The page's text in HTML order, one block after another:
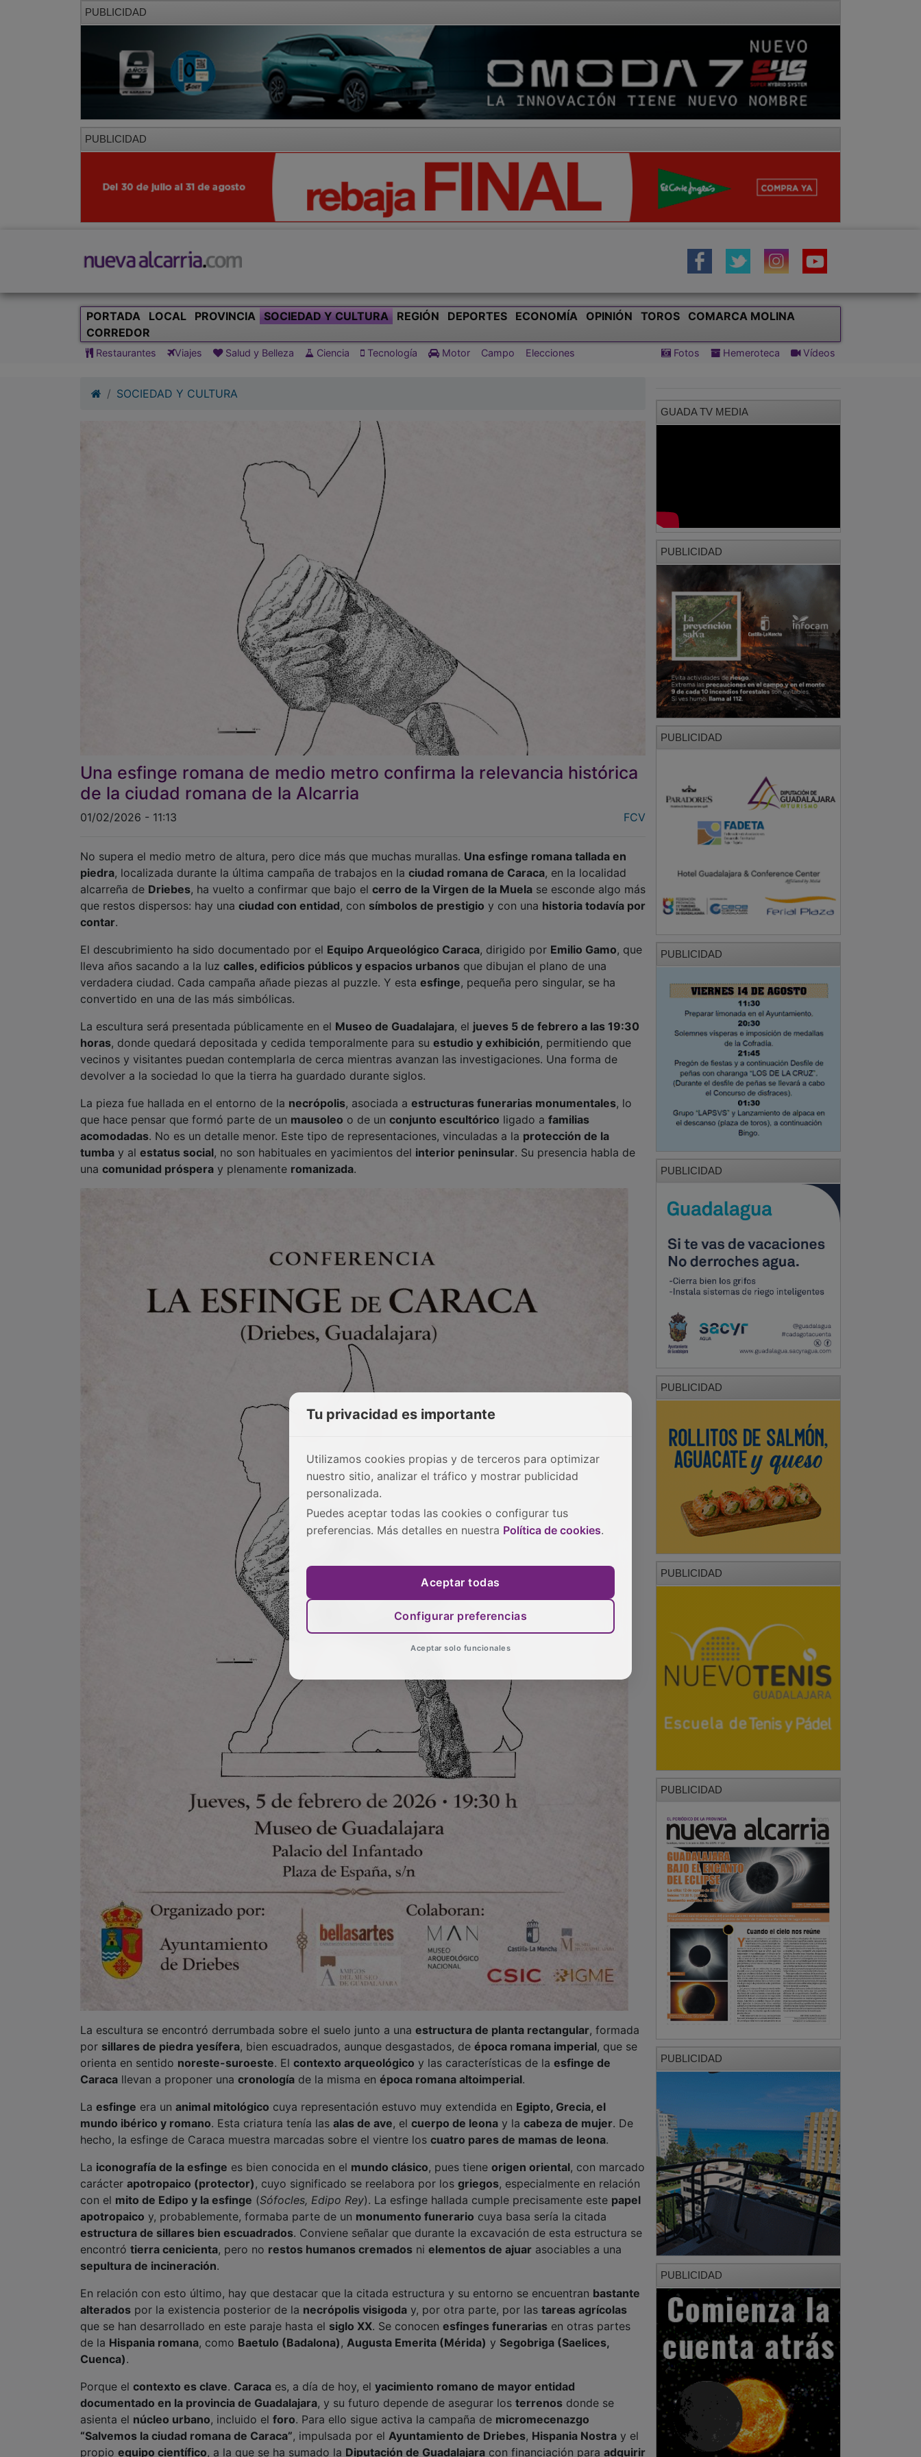
PUBLICIDAD
PUBLICIDAD
PORTADA LOCAL PROVINCIA SOCIEDAD Y CULTURA REGIÓN DEPORTES ECONOMÍA OPINIÓN TOROS
COMARCA MOLINA
CORREDOR
Restaurantes Viajes Salud y Belleza Ciencia Tecnología Motor Campo Elecciones Fotos Hemeroteca Vídeos
SOCIEDAD Y CULTURA
Una esfinge romana de medio metro confirma la relevancia histórica
de la ciudad romana de la Alcarria
01/02/2026 - 11:13 FCV
No supera el medio metro de altura, pero dice más que muchas murallas. Una esfinge romana tallada en
piedra, localizada durante la última campaña de trabajos en la ciudad romana de Caraca, en la localidad
alcarreña de Driebes, ha vuelto a confirmar que bajo el cerro de la Virgen de la Muela se esconde algo más
que restos dispersos: hay una ciudad con entidad, con símbolos de prestigio y con una historia todavía por
contar.
El descubrimiento ha sido documentado por el Equipo Arqueológico Caraca, dirigido por Emilio Gamo, que
lleva años sacando a la luz calles, edificios públicos y espacios urbanos que dibujan el plano de una
verdadera ciudad. Cada campaña añade piezas al puzzle. Y esta esfinge, pequeña pero singular, se ha
convertido en una de las más simbólicas.
La escultura será presentada públicamente en el Museo de Guadalajara, el jueves 5 de febrero a las 19:30
horas, donde quedará depositada y cedida temporalmente para su estudio y exhibición, permitiendo que
vecinos y visitantes puedan contemplarla de cerca mientras avanzan las investigaciones. Una forma de
devolver a la sociedad lo que la tierra ha guardado durante siglos.
La pieza fue hallada en el entorno de la necrópolis, asociada a estructuras funerarias monumentales, lo
que hace pensar que formó parte de un mausoleo o de un conjunto escultórico ligado a familias
acomodadas. No es un detalle menor. Este tipo de representaciones, vinculadas a la protección de la
tumba y al estatus social, no son habituales en yacimientos del interior peninsular. Su presencia habla de
una comunidad próspera y plenamente romanizada.
La escultura se encontró derrumbada sobre el suelo junto a una estructura de planta rectangular, formada
por sillares de piedra yesífera, bien escuadrados, aunque desgastados, de época romana imperial, que se
orienta en sentido noreste-suroeste. El contexto arqueológico y las características de la esfinge de
Caraca llevan a proponer una cronología de la misma en época romana altoimperial.
La esfinge era un animal mitológico cuya representación estuvo muy extendida en Egipto, Grecia, el
mundo ibérico y romano. Esta criatura tenía las alas de ave, el cuerpo de leona y la cabeza de mujer. De
hecho, la esfinge de Caraca muestra marcadas sobre el vientre los cuatro pares de mamas de leona.
La iconografía de la esfinge es bien conocida en el mundo clásico, pues tiene origen oriental, con marcado
carácter apotropaico (protector), cuyo significado se reelabora por los griegos, especialmente en relación
con el mito de Edipo y la esfinge (Sófocles, Edipo Rey). La esfinge hallada cumple precisamente este papel
apotropaico y, probablemente, formaba parte de un monumento funerario cuya basa sería la citada
estructura de sillares bien escuadrados. Conviene señalar que durante la excavación de esta estructura se
encontró tierra cenicienta, pero no restos humanos cremados ni elementos de ajuar asociables a una
sepultura de incineración.
En relación con esto último, hay que destacar que la citada estructura y su entorno se encuentran bastante
alterados por la existencia posterior de la necrópolis visigoda y, por otra parte, por las tareas agrícolas
que se han desarrollado en este paraje hasta el siglo XX. Se conocen esfinges funerarias en otras partes
de la Hispania romana, como Baetulo (Badalona), Augusta Emerita (Mérida) y Segobriga (Saelices,
Cuenca).
Porque el contexto es clave. Caraca es, a día de hoy, el yacimiento romano de mayor entidad
documentado en la provincia de Guadalajara, y su futuro depende de asegurar los terrenos donde se
asienta el núcleo urbano, incluido el foro. Para ello sigue activa la campaña de micromecenazgo
“Salvemos la ciudad romana de Caraca”, impulsada por el Ayuntamiento de Driebes, Hispania Nostra y el
propio equipo científico, a la que se ha sumado la Diputación de Guadalajara con financiación para adquirir
GUADA TV MEDIA
PUBLICIDAD
PUBLICIDAD
PUBLICIDAD
PUBLICIDAD
PUBLICIDAD
PUBLICIDAD
PUBLICIDAD
PUBLICIDAD
PUBLICIDAD
Tu privacidad es importante
Utilizamos cookies propias y de terceros para optimizar
nuestro sitio, analizar el tráfico y mostrar publicidad
personalizada.
Puedes aceptar todas las cookies o configurar tus
preferencias. Más detalles en nuestra Política de cookies.
Aceptar todas
Configurar preferencias
Aceptar solo funcionales